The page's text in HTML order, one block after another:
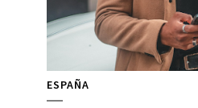
ESPAÑA